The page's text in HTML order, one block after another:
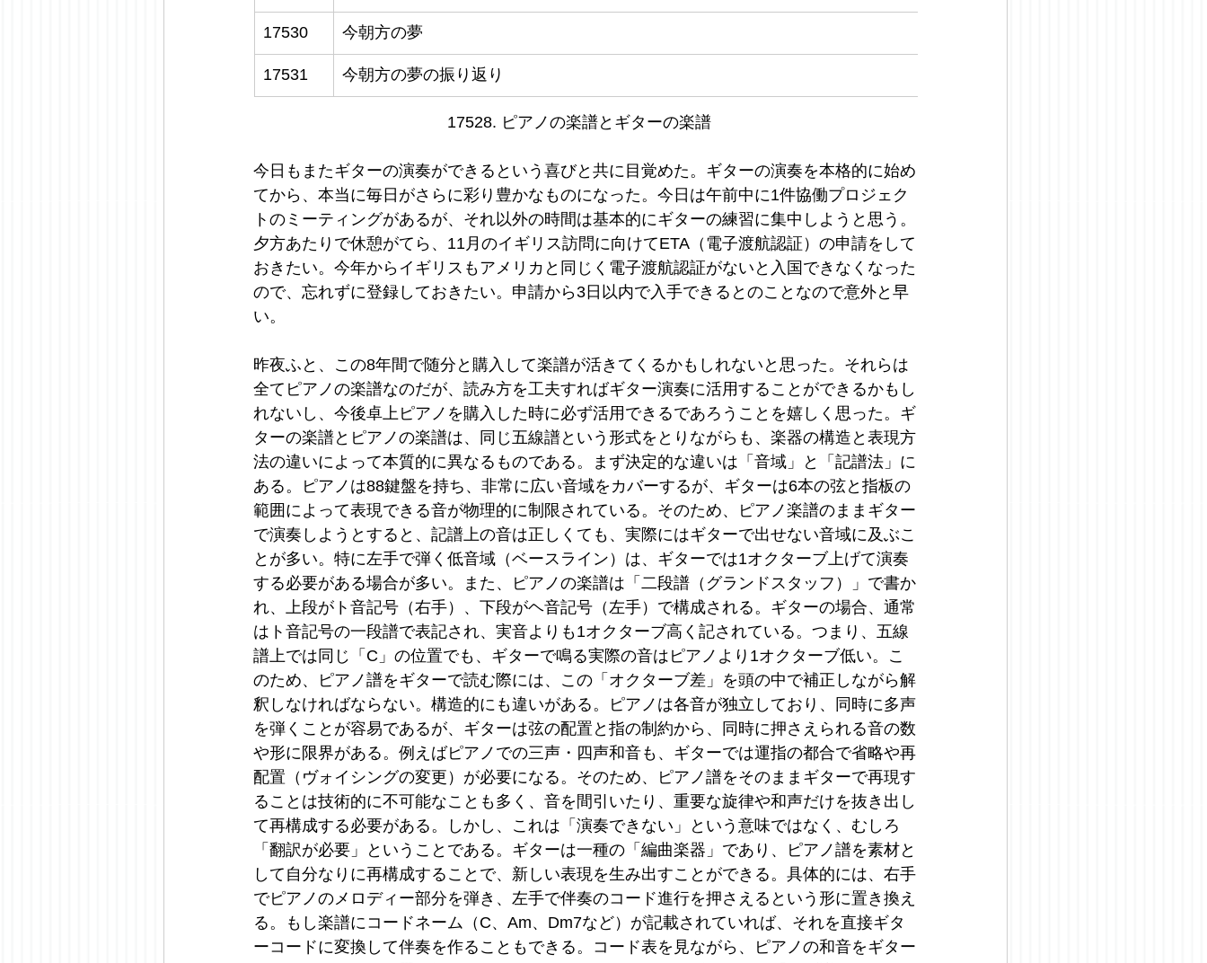
17530 今朝方の夢
17531 今朝方の夢の振り返り
17528. ピアノの楽譜とギターの楽譜
今日もまたギターの演奏ができるという喜びと共に目覚めた。ギターの演奏を本格的に始め
てから、本当に毎日がさらに彩り豊かなものになった。今日は午前中に1件協働プロジェク
トのミーティングがあるが、それ以外の時間は基本的にギターの練習に集中しようと思う。
夕方あたりで休憩がてら、11月のイギリス訪問に向けてETA（電子渡航認証）の申請をして
おきたい。今年からイギリスもアメリカと同じく電子渡航認証がないと入国できなくなった
ので、忘れずに登録しておきたい。申請から3日以内で入手できるとのことなので意外と早
い。
昨夜ふと、この8年間で随分と購入して楽譜が活きてくるかもしれないと思った。それらは
全てピアノの楽譜なのだが、読み方を工夫すればギター演奏に活用することができるかもし
れないし、今後卓上ピアノを購入した時に必ず活用できるであろうことを嬉しく思った。ギ
ターの楽譜とピアノの楽譜は、同じ五線譜という形式をとりながらも、楽器の構造と表現方
法の違いによって本質的に異なるものである。まず決定的な違いは「音域」と「記譜法」に
ある。ピアノは88鍵盤を持ち、非常に広い音域をカバーするが、ギターは6本の弦と指板の
範囲によって表現できる音が物理的に制限されている。そのため、ピアノ楽譜のままギター
で演奏しようとすると、記譜上の音は正しくても、実際にはギターで出せない音域に及ぶこ
とが多い。特に左手で弾く低音域（ベースライン）は、ギターでは1オクターブ上げて演奏
する必要がある場合が多い。また、ピアノの楽譜は「二段譜（グランドスタッフ）」で書か
れ、上段がト音記号（右手）、下段がヘ音記号（左手）で構成される。ギターの場合、通常
はト音記号の一段譜で表記され、実音よりも1オクターブ高く記されている。つまり、五線
譜上では同じ「C」の位置でも、ギターで鳴る実際の音はピアノより1オクターブ低い。こ
のため、ピアノ譜をギターで読む際には、この「オクターブ差」を頭の中で補正しながら解
釈しなければならない。構造的にも違いがある。ピアノは各音が独立しており、同時に多声
を弾くことが容易であるが、ギターは弦の配置と指の制約から、同時に押さえられる音の数
や形に限界がある。例えばピアノでの三声・四声和音も、ギターでは運指の都合で省略や再
配置（ヴォイシングの変更）が必要になる。そのため、ピアノ譜をそのままギターで再現す
ることは技術的に不可能なことも多く、音を間引いたり、重要な旋律や和声だけを抜き出し
て再構成する必要がある。しかし、これは「演奏できない」という意味ではなく、むしろ
「翻訳が必要」ということである。ギターは一種の「編曲楽器」であり、ピアノ譜を素材と
して自分なりに再構成することで、新しい表現を生み出すことができる。具体的には、右手
でピアノのメロディー部分を弾き、左手で伴奏のコード進行を押さえるという形に置き換え
る。もし楽譜にコードネーム（C、Am、Dm7など）が記載されていれば、それを直接ギタ
ーコードに変換して伴奏を作ることもできる。コード表を見ながら、ピアノの和音をギター